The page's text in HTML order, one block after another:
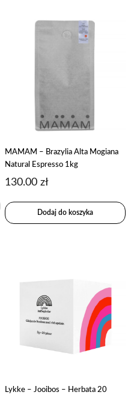
MAMAM – Brazylia Alta Mogiana
Natural Espresso 1kg
130.00zł
Dodaj do koszyka
Lykke – Jooibos – Herbata 20